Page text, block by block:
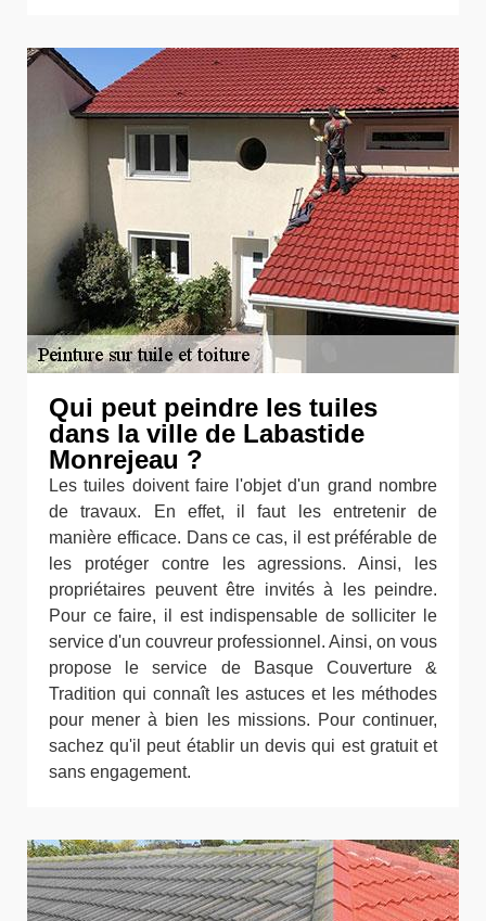
Qui peut peindre les tuiles
dans la ville de Labastide
Monrejeau ?
Les tuiles doivent faire l'objet d'un grand nombre
de travaux. En effet, il faut les entretenir de
manière efficace. Dans ce cas, il est préférable de
les protéger contre les agressions. Ainsi, les
propriétaires peuvent être invités à les peindre.
Pour ce faire, il est indispensable de solliciter le
service d'un couvreur professionnel. Ainsi, on vous
propose le service de Basque Couverture &
Tradition qui connaît les astuces et les méthodes
pour mener à bien les missions. Pour continuer,
sachez qu'il peut établir un devis qui est gratuit et
sans engagement.